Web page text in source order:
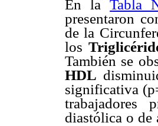
En laTabla
presentaron
de la
los
También se
HDL
significativa
trabajadores
diastólica o de